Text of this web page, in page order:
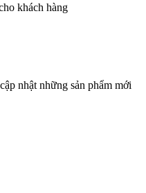
khách hàng
nhật những sản phẩm mới